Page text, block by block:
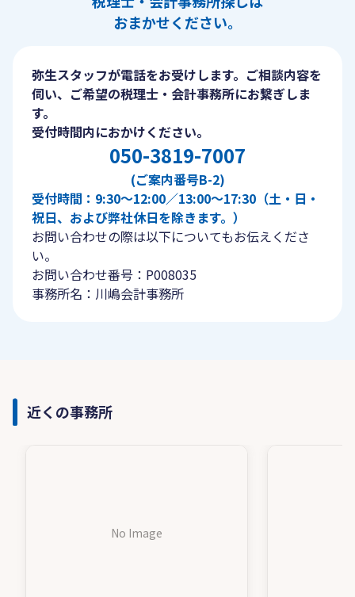
おまかせください。
弥生スタッフが電話をお受けします。ご相談内容を
伺い、ご希望の税理士・会計事務所にお繋ぎしま
す。
受付時間内におかけください。
050-3819-7007
(ご案内番号B-2)
受付時間：9:30〜12:00／13:00〜17:30（土・日・
祝日、および弊社休日を除きます。）
お問い合わせの際は以下についてもお伝えくださ
い。
お問い合わせ番号：P008035
事務所名：川嶋会計事務所
近くの事務所
No Image